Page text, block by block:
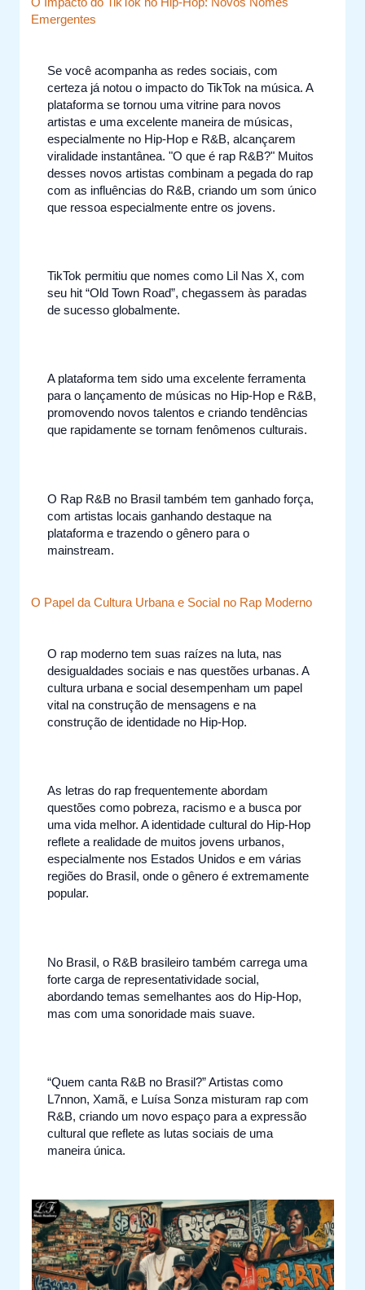
Emergentes
Se você acompanha as redes sociais, com
certeza já notou o impacto do TikTok na música. A
plataforma se tornou uma vitrine para novos
artistas e uma excelente maneira de músicas,
especialmente no Hip-Hop e R&B, alcançarem
viralidade instantânea. "O que é rap R&B?" Muitos
desses novos artistas combinam a pegada do rap
com as influências do R&B, criando um som único
que ressoa especialmente entre os jovens.
TikTok permitiu que nomes como Lil Nas X, com
seu hit “Old Town Road”, chegassem às paradas
de sucesso globalmente.
A plataforma tem sido uma excelente ferramenta
para o lançamento de músicas no Hip-Hop e R&B,
promovendo novos talentos e criando tendências
que rapidamente se tornam fenômenos culturais.
O Rap R&B no Brasil também tem ganhado força,
com artistas locais ganhando destaque na
plataforma e trazendo o gênero para o
mainstream.
O Papel da Cultura Urbana e Social no Rap Moderno
O rap moderno tem suas raízes na luta, nas
desigualdades sociais e nas questões urbanas. A
cultura urbana e social desempenham um papel
vital na construção de mensagens e na
construção de identidade no Hip-Hop.
As letras do rap frequentemente abordam
questões como pobreza, racismo e a busca por
uma vida melhor. A identidade cultural do Hip-Hop
reflete a realidade de muitos jovens urbanos,
especialmente nos Estados Unidos e em várias
regiões do Brasil, onde o gênero é extremamente
popular.
No Brasil, o R&B brasileiro também carrega uma
forte carga de representatividade social,
abordando temas semelhantes aos do Hip-Hop,
mas com uma sonoridade mais suave.
“Quem canta R&B no Brasil?” Artistas como
L7nnon, Xamã, e Luísa Sonza misturam rap com
R&B, criando um novo espaço para a expressão
cultural que reflete as lutas sociais de uma
maneira única.